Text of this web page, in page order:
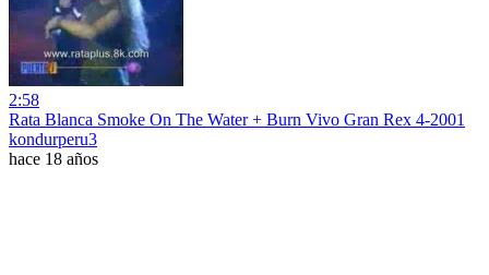
2:58
Rata Blanca Smoke On The Water + Burn Vivo Gran Rex 4-2001
kondurperu3
hace 18 años